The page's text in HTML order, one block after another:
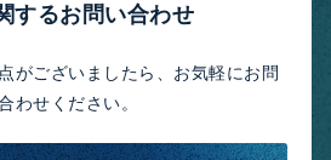
するお問い合わせ
がございましたら、お気軽にお問
わせください。